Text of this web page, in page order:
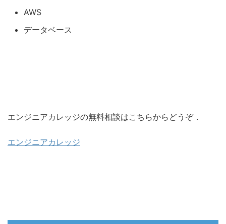
AWS
データベース
エンジニアカレッジの無料相談はこちらからどうぞ．
エンジニアカレッジ